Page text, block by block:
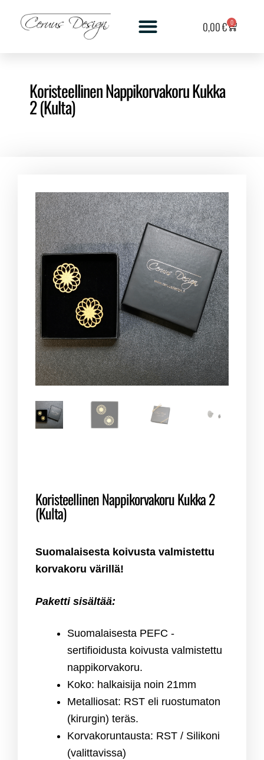
0,00€ 0
Koristeellinen Nappikorvakoru Kukka
2 (Kulta)
Koristeellinen Nappikorvakoru Kukka 2
(Kulta)
Suomalaisesta koivusta valmistettu
korvakoru värillä!
Paketti sisältää:
Suomalaisesta PEFC -
sertifioidusta koivusta valmistettu
nappikorvakoru.
Koko: halkaisija noin 21mm
Metalliosat: RST eli ruostumaton
(kirurgin) teräs.
Korvakoruntausta: RST / Silikoni
(valittavissa)